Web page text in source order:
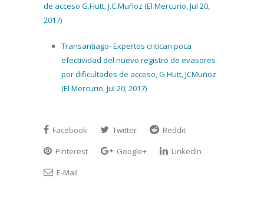
de acceso G.Hutt, J.C.Muñoz (El Mercurio, Jul 20,
2017)
Transantiago- Expertos critican poca
efectividad del nuevo registro de evasores
por dificultades de acceso, G Hutt, JCMuñoz
(El Mercurio, Jul 20, 2017)
Facebook Twitter
Reddit
Pinterest
Google+
LinkedIn
E-Mail